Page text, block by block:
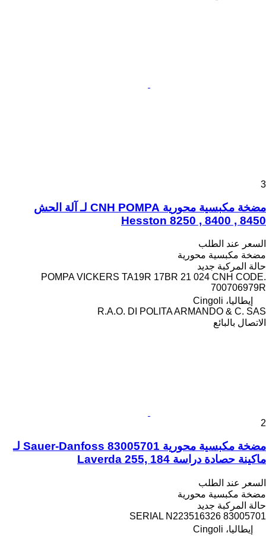
3
مضخة مكبسية محورية CNH POMPA لـ آلة الحش
Hesston 8250 , 8400 , 8450
السعر عند الطلب
مضخة مكبسية محورية
حالة المركبة جديد
POMPA VICKERS TA19R 17BR 21 024 CNH CODE.
700706979R
إيطاليا، Cingoli
R.A.O. DI POLITA ARMANDO & C. SAS
الاتصال بالبائع
2
مضخة مكبسية محورية Sauer-Danfoss 83005701 لـ
ماكينة حصادة دراسة Laverda 255, 184
السعر عند الطلب
مضخة مكبسية محورية
حالة المركبة جديد
83005701 SERIAL N223516326
إيطاليا، Cingoli